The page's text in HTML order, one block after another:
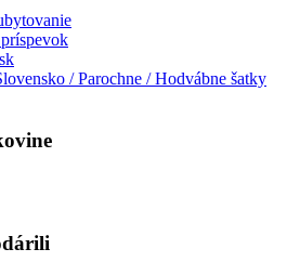
/ Parochne / Hodvábne šatky